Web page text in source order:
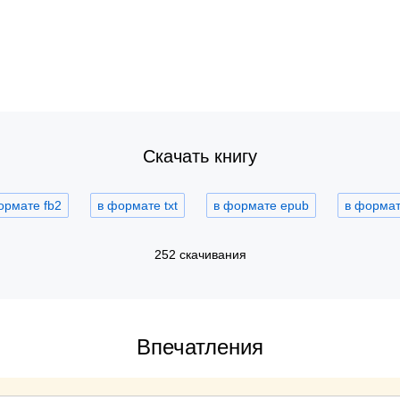
Скачать книгу
fb2 в формате txt в формате epub в
252 скачивания
Впечатления